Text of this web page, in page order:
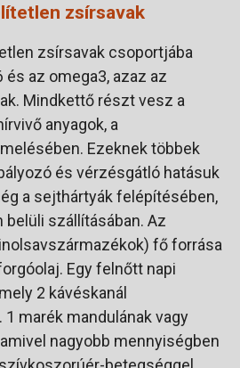
zsírsavak
zsírsavak csoportjába
az omega3, azaz az
Mindkettő részt vesz a
anyagok, a
Ezeknek többek
és vérzésgátló hatásuk
a sejthártyák felépítésében,
szállításában. Az
fő forrása
Egy felnőtt napi
2 kávéskanál
1 marék mandulának vagy
nagyobb mennyiségben